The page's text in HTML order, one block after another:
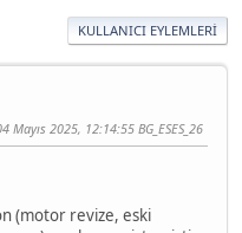
KULLANICI EYLEMLERI
Mayıs 2025, 12:14:55 BG_ESES_26
(motor revize, eski